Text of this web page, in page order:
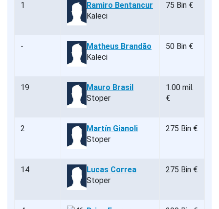
1
Ramiro Bentancur
Kaleci
75 Bin €
-
Matheus Brandão
Kaleci
50 Bin €
19
Mauro Brasil
Stoper
1.00 mil.
€
2
Martín Gianoli
Stoper
275 Bin €
14
Lucas Correa
Stoper
275 Bin €